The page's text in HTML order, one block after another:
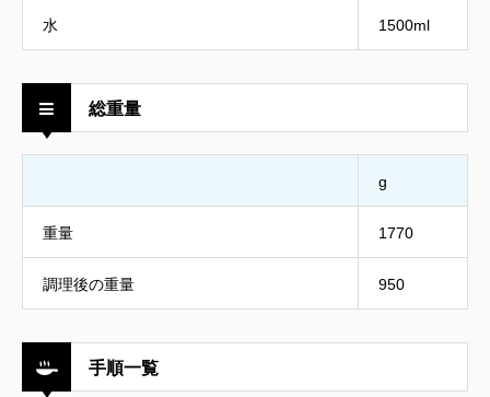
水 1500ml
総重量
g
重量 1770
調理後の重量 950
手順一覧